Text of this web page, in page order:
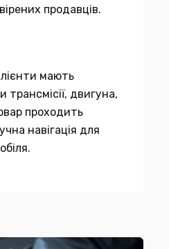
продавців.
мають
двигуна,
проходить
навігація для